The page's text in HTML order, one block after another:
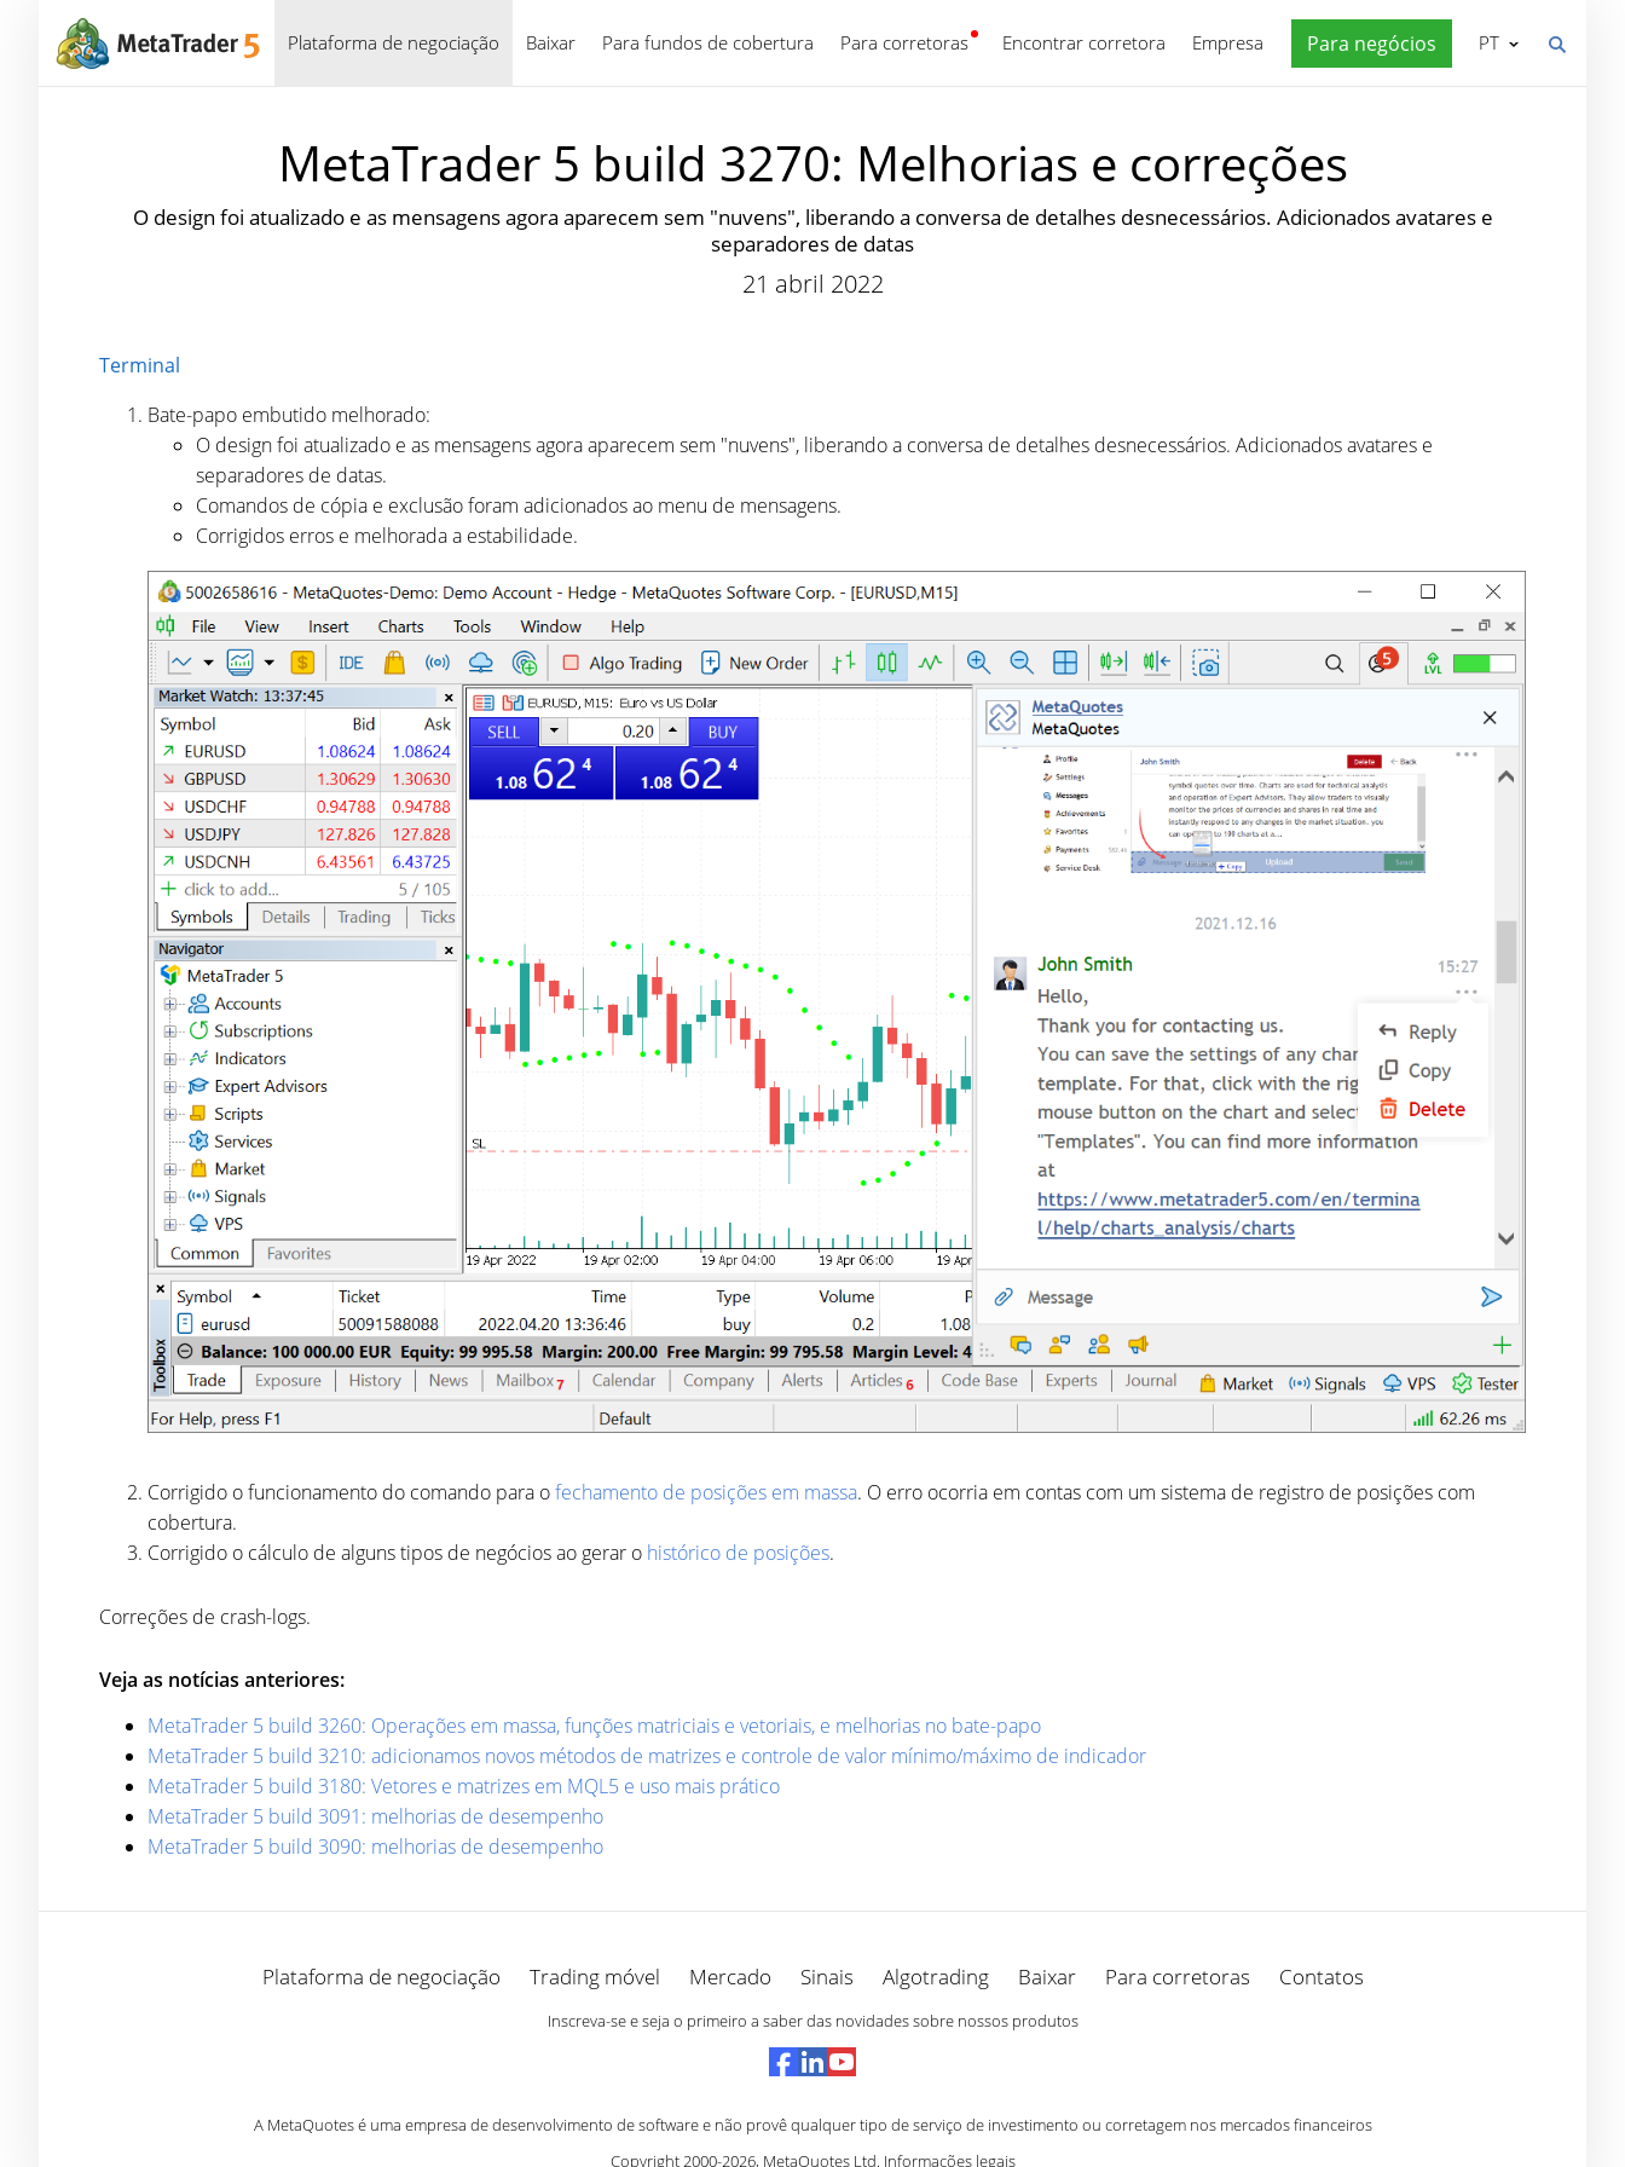
Plataforma de negociação Baixar Para fundos de cobertura Para corretoras Encontrar corretora Empresa Para negócios
Português PT
MetaTrader 5 build 3270: Melhorias e correções
O design foi atualizado e as mensagens agora aparecem sem "nuvens", liberando a conversa de detalhes desnecessários. Adicionados avatares e
separadores de datas
21 abril 2022
Terminal
Bate-papo embutido melhorado:
O design foi atualizado e as mensagens agora aparecem sem "nuvens", liberando a conversa de detalhes desnecessários. Adicionados avatares e
separadores de datas.
Comandos de cópia e exclusão foram adicionados ao menu de mensagens.
Corrigidos erros e melhorada a estabilidade.
Corrigido o funcionamento do comando para ofechamento de posições em massa. O erro ocorria em contas com um sistema de registro de posições com
cobertura.
Corrigido o cálculo de alguns tipos de negócios ao gerar o histórico de posições.
Correções de crash-logs.
Veja as notícias anteriores:
MetaTrader 5 build 3260: Operações em massa, funções matriciais e vetoriais, e melhorias no bate-papo
MetaTrader 5 build 3210: adicionamos novos métodos de matrizes e controle de valor mínimo/máximo de indicador
MetaTrader 5 build 3180: Vetores e matrizes em MQL5 e uso mais prático
MetaTrader 5 build 3091: melhorias de desempenho
MetaTrader 5 build 3090: melhorias de desempenho
Plataforma de negociação Trading móvel Mercado Sinais Algotrading Baixar Para corretoras Contatos
Inscreva-se e seja o primeiro a saber das novidades sobre nossos produtos
A MetaQuotes é uma empresa de desenvolvimento de software e não provê qualquer tipo de serviço de investimento ou corretagem nos mercados financeiros
Copyright 2000-2026, MetaQuotes Ltd. Informações legais